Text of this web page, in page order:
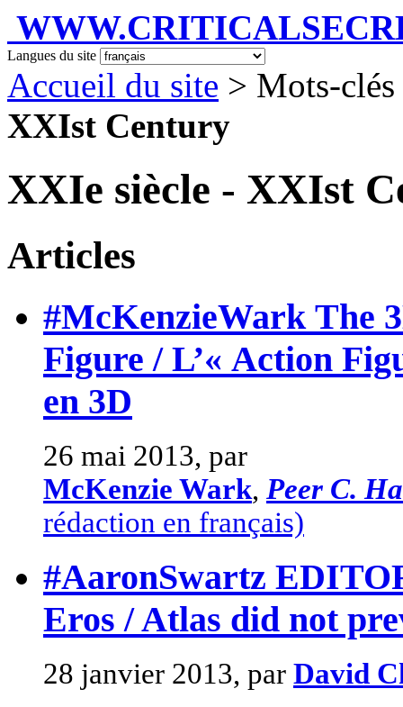
Langues du site
Accueil du site > Mots-
XXIst Century
XXIe siècle - XXIst
Articles
#McKenzieWark The
Figure / L’« Action
en 3D
26 mai 2013, par
McKenzie Wark, Peer C.
rédaction en français)
#AaronSwartz
Eros / Atlas did not
28 janvier 2013, par David